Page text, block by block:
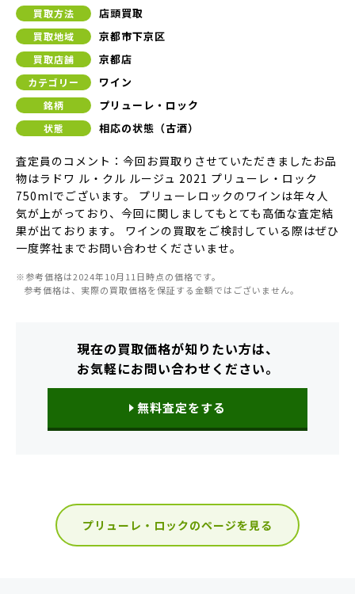
買取方法 店頭買取
買取地域 京都市下京区
買取店舗 京都店
カテゴリー ワイン
銘柄 プリューレ・ロック
状態 相応の状態（古酒）
査定員のコメント：今回お買取りさせていただきましたお品
物はラドワ ル・クル ルージュ 2021 プリューレ・ロック
750mlでございます。 プリューレロックのワインは年々人
気が上がっており、今回に関しましてもとても高価な査定結
果が出ております。 ワインの買取をご検討している際はぜひ
一度弊社までお問い合わせくださいませ。
※参考価格は2024年10月11日時点の価格です。
参考価格は、実際の買取価格を保証する金額ではございません。
現在の買取価格が知りたい方は、
お気軽にお問い合わせください。
無料査定をする
プリューレ・ロックのページを見る